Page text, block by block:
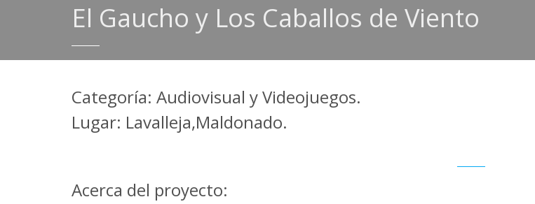
El Gaucho y Los Caballos de Viento
Categoría: Audiovisual y Videojuegos.
Lugar: Lavalleja,Maldonado.
Acerca del proyecto: